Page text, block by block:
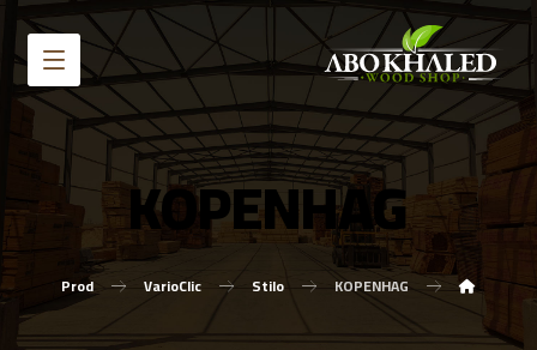
KOPENHAG
Prod VarioClic Stilo KOPENHAG